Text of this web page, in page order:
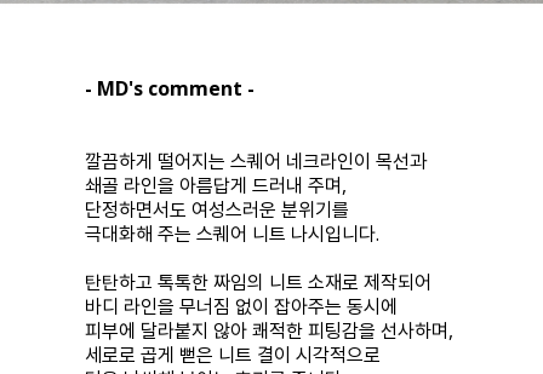
- MD's comment -
깔끔하게 떨어지는 스퀘어 네크라인이 목선과
쇄골 라인을 아름답게 드러내 주며,
단정하면서도 여성스러운 분위기를
극대화해 주는 스퀘어 니트 나시입니다.
탄탄하고 톡톡한 짜임의 니트 소재로 제작되어
바디 라인을 무너짐 없이 잡아주는 동시에
피부에 달라붙지 않아 쾌적한 피팅감을 선사하며,
세로로 곱게 뻗은 니트 결이 시각적으로